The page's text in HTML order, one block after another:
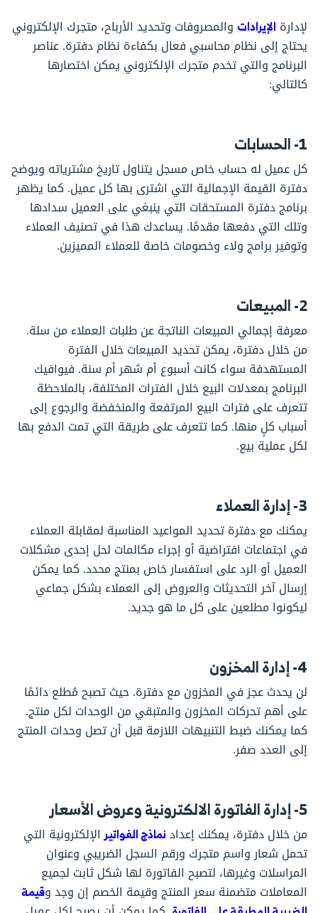
لإدارة الإيرادات والمصروفات وتحديد الأرباح، متجرك الإلكتروني
يحتاج إلى نظام محاسبي فعال بكفاءة نظام دفترة. عناصر
البرنامج والتي تخدم متجرك الإلكتروني يمكن اختصارها
كالتالي:
1- الحسابات
كل عميل له حساب خاص مسجل يتناول تاريخ مشترياته ويوضح
دفترة القيمة الإجمالية التي اشترى بها كل عميل. كما يظهر
برنامج دفترة المستحقات التي ينبغي على العميل سدادها
وتلك التي دفعها مقدمًا. يساعدك هذا في تصنيف العملاء
وتوفير برامج ولاء وخصومات خاصة للعملاء المميزين.
2- المبيعات
معرفة إجمالي المبيعات الناتجة عن طلبات العملاء من سلة.
من خلال دفترة، يمكن تحديد المبيعات خلال الفترة
المستهدفة سواء كانت أسبوع أم شهر أم سنة. فيوافيك
البرنامج بمعدلات البيع خلال الفترات المختلفة، بالملاحظة
تتعرف على فترات البيع المرتفعة والمنخفضة والرجوع إلى
أسباب كلٍ منها. كما تتعرف على طريقة التي تمت الدفع بها
لكل عملية بيع.
3- إدارة العملاء
يمكنك مع دفترة تحديد المواعيد المناسبة لمقابلة العملاء
في اجتماعات افتراضية أو إجراء مكالمات لحل إحدى مشكلات
العميل أو الرد على استفسار خاص بمنتج محدد. كما يمكن
إرسال آخر التحديثات والعروض إلى العملاء بشكل جماعي
ليكونوا مطلعين على كل ما هو جديد.
4- إدارة المخزون
لن يحدث عجز في المخزون مع دفترة. حيث تصبح مُطلع دائمًا
على أهم تحركات المخزون والمتبقي من الوحدات لكل منتج.
كما يمكنك ضبط التنبيهات اللازمة قبل أن تصل وحدات المنتج
إلى العدد صفر.
5- إدارة الفاتورة الالكترونية وعروض الأسعار
من خلال دفترة، يمكنك إعدادنماذج الفواتيرالإلكترونية التي
تحمل شعار واسم متجرك ورقم السجل الضريبي وعنوان
المراسلات وغيرها، لتصبح الفاتورة لها شكل ثابت لجميع
المعاملات متضمنة سعر المنتج وقيمة الخصم إن وجد وقيمة